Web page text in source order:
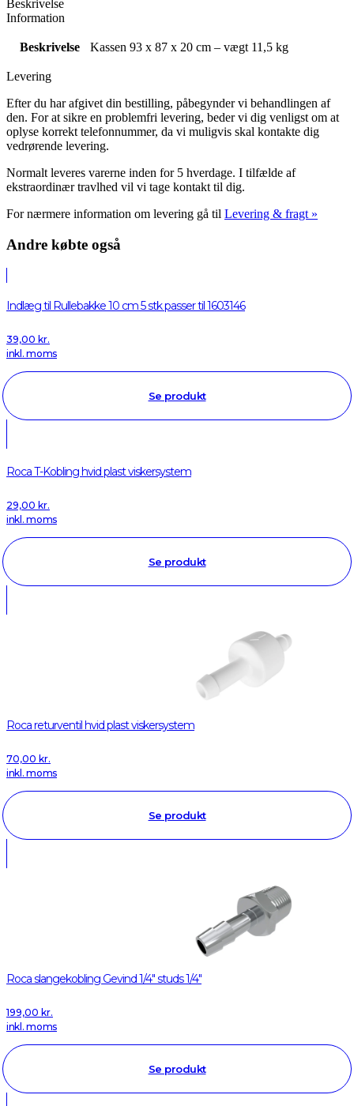
Beskrivelse
Information
Beskrivelse Kassen 93 x 87 x 20 cm – vægt 11,5 kg
Levering
Efter du har afgivet din bestilling, påbegynder vi behandlingen af
den. For at sikre en problemfri levering, beder vi dig venligst om at
oplyse korrekt telefonnummer, da vi muligvis skal kontakte dig
vedrørende levering.
Normalt leveres varerne inden for 5 hverdage. I tilfælde af
ekstraordinær travlhed vil vi tage kontakt til dig.
For nærmere information om levering gå til Levering & fragt »
Andre købte også
Indlæg til Rullebakke 10 cm 5 stk passer til 1603146
39,00 kr.
inkl. moms
Se produkt
Roca T-Kobling hvid plast viskersystem
29,00 kr.
inkl. moms
Se produkt
Roca returventil hvid plast viskersystem
70,00 kr.
inkl. moms
Se produkt
Roca slangekobling Gevind 1/4" studs 1/4"
199,00 kr.
inkl. moms
Se produkt